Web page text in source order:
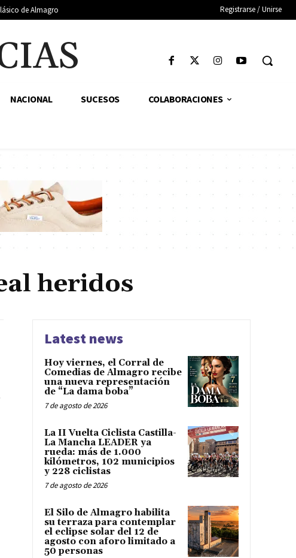
de Almagro Registrarse / Unirse
NACIONAL SUCESOS COLABORACIONES
heridos
Latest news
Hoy viernes, el Corral de
Comedias de Almagro recibe
una nueva representación
de “La dama boba”
7 de agosto de 2026
La II Vuelta Ciclista Castilla-
La Mancha LEADER ya
rueda: más de 1.000
kilómetros, 102 municipios
y 228 ciclistas
7 de agosto de 2026
El Silo de Almagro habilita
su terraza para contemplar
el eclipse solar del 12 de
agosto con aforo limitado a
50 personas